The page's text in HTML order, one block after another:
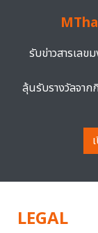
รับข่าวสารเลข
ลุ้นรับรางวัลจาก
LEGAL